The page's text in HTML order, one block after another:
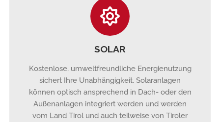
SOLAR
Kostenlose, umweltfreundliche Energienutzung
sichert Ihre Unabhängigkeit. Solaranlagen
können optisch ansprechend in Dach- oder den
Außenanlagen integriert werden und werden
vom Land Tirol und auch teilweise von Tiroler